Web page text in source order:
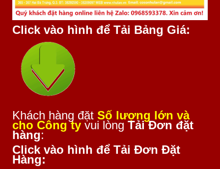
Click vào hình để Tải Bảng Giá:
Khách hàng đặt Số lượng lớn và
cho Công ty vui lòng Tải Đơn đặt
hàng:
Click vào hình để Tải Đơn Đặt
Hàng: